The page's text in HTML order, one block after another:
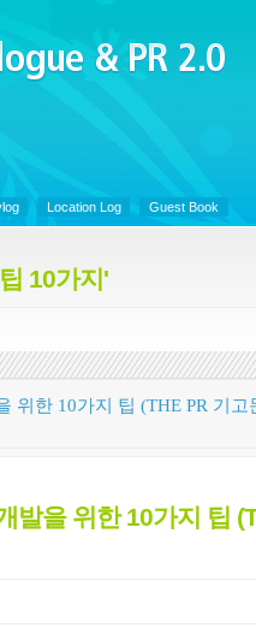
&
Location Log Guest Book
10가지'
위한 10가지 팁 (THE PR 기고
발을 위한 10가지 팁